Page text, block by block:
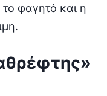
το φαγητό και η